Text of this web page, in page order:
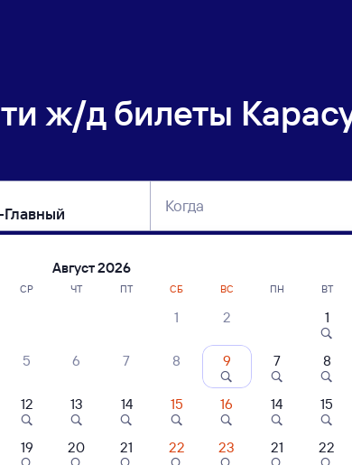
ж/д билеты
Когда
поездов Карасук-1 —
Новосибирск-Главный — Карасук-1
на 6 ноября. Отправление и прибытие по местному
Август 2026
СР ЧТ ПТ СБ ВС
1 2
5 6 7 8 9
12 13 14 15 16
19 20 21 22 23
ПН ВТ
1
7 8
14 15
21 22